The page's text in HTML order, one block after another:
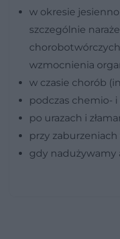
w okresie
szczególnie
wzmocnienia
w czasie chorób
podczas chemio-
po urazach i
przy
gdy nadużywamy